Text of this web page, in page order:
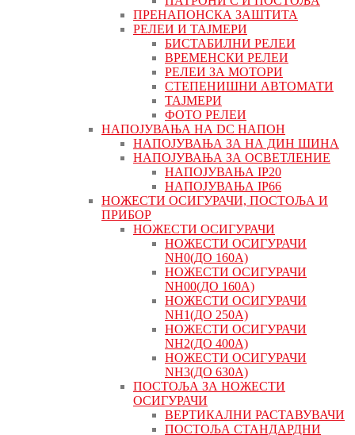
ПРЕНАПОНСКА ЗАШТИТА
РЕЛЕИ И ТАЈМЕРИ
БИСТАБИЛНИ РЕЛЕИ
ВРЕМЕНСКИ РЕЛЕИ
РЕЛЕИ ЗА МОТОРИ
СТЕПЕНИШНИ АВТОМАТИ
ТАЈМЕРИ
ФОТО РЕЛЕИ
НАПОЈУВАЊА НА DC НАПОН
НАПОЈУВАЊА ЗА НА ДИН ШИНА
НАПОЈУВАЊА ЗА ОСВЕТЛЕНИЕ
НАПОЈУВАЊА IP20
НАПОЈУВАЊА IP66
НОЖЕСТИ ОСИГУРАЧИ, ПОСТОЉА И
ПРИБОР
НОЖЕСТИ ОСИГУРАЧИ
НОЖЕСТИ ОСИГУРАЧИ
NH0(ДО 160А)
НОЖЕСТИ ОСИГУРАЧИ
NH00(ДО 160А)
НОЖЕСТИ ОСИГУРАЧИ
NH1(ДО 250А)
НОЖЕСТИ ОСИГУРАЧИ
NH2(ДО 400А)
НОЖЕСТИ ОСИГУРАЧИ
NH3(ДО 630А)
ПОСТОЉА ЗА НОЖЕСТИ
ОСИГУРАЧИ
ВЕРТИКАЛНИ РАСТАВУВАЧИ
ПОСТОЉА СТАНДАРДНИ